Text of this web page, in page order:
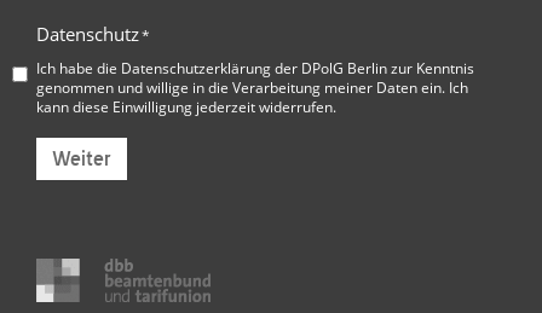
Datenschutz*
Ich habe die Datenschutzerklärung der DPolG Berlinzur Kenntnis
genommen und willige in die Verarbeitung meiner Daten ein. Ich
kann diese Einwilligung jederzeit widerrufen.
Weiter